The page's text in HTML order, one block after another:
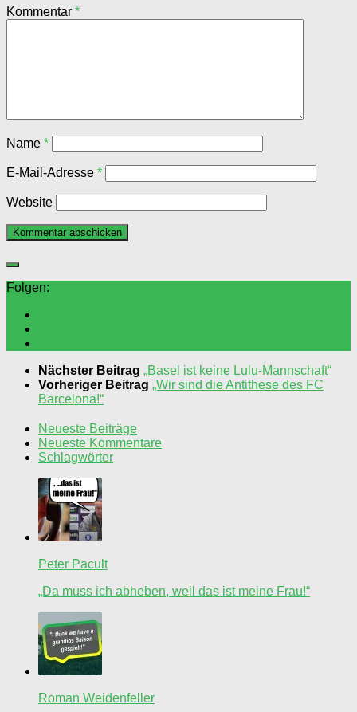
Kommentar *
Name *
E-Mail-Adresse *
Website
Folgen:
Nächster Beitrag „Basel ist keine Lulu-Mannschaft“
Vorheriger Beitrag „Wir sind die Antithese des FC
Barcelona!“
Neueste Beiträge
Neueste Kommentare
Schlagwörter
Peter Pacult
„Da muss ich abheben, weil das ist meine Frau!“
Roman Weidenfeller